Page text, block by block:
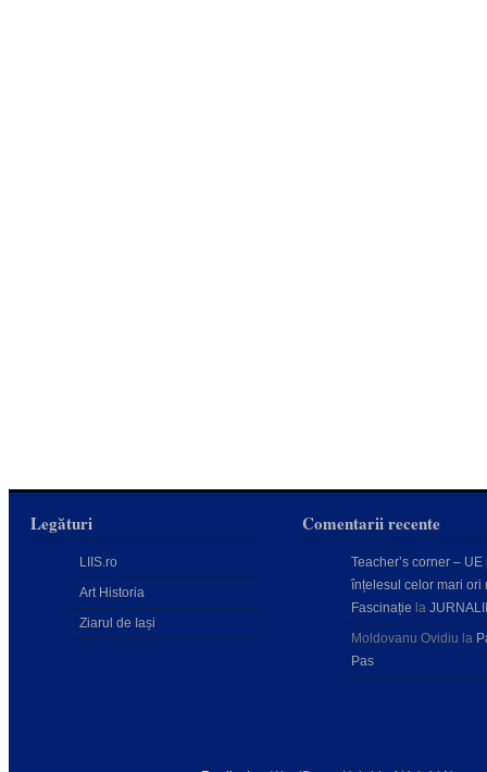
Legături
LIIS.ro
Art Historia
Ziarul de Iași
Comentarii recente
Teacher’s corner – UE
înțelesul celor mari ori
Fascinație la
Moldovanu Ovidiu la
Pas